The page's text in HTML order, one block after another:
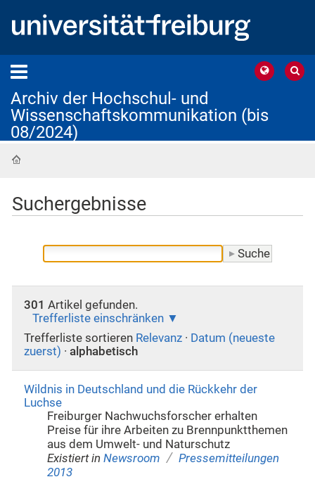
Archiv der Hochschul- und
Wissenschaftskommunikation (bis
08/2024)
Suchergebnisse
301 Artikel gefunden.
Trefferliste einschränken
Trefferliste sortieren Relevanz · Datum (neueste
zuerst) · alphabetisch
Wildnis in Deutschland und die Rückkehr der
Luchse
Freiburger Nachwuchsforscher erhalten
Preise für ihre Arbeiten zu Brennpunktthemen
aus dem Umwelt- und Naturschutz
Existiert in Newsroom / Pressemitteilungen
2013